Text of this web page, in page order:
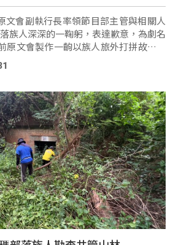
文會副執行長率領節目部主管與相關人
族人深深的一鞠躬，表達歉意，為劇名
只是原本的美好初衷，卻因為劇名
搬到台北？！》引發 …